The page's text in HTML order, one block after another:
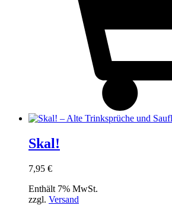
Skal!
7,95 €
Enthält 7% MwSt.
zzgl. Versand